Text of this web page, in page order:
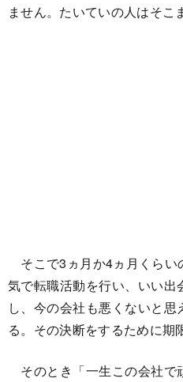
ません。たいていの人はそこ
そこで3ヵ月か4ヵ月くらい
気で転職活動を行い、いい
し、今の会社も悪くないと
る。その決断をするために期
そのとき「一生この会社で